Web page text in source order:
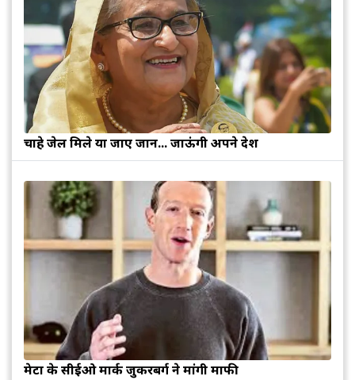
चाहे जेल मिले या जाए जान... जाऊंगी अपने देश
मेटा के सीईओ मार्क जुकरबर्ग ने मांगी माफी